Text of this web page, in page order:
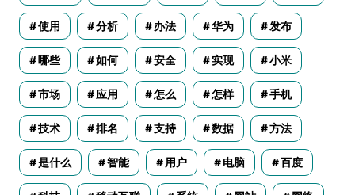
使用 分析 办法 华为 发布
哪些 如何 安全 实现 小米
市场 应用 怎么 怎样 手机
技术 排名 支持 数据 方法
是什么 智能 用户 电脑 百度